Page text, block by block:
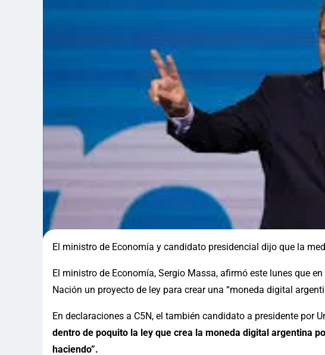
El ministro de Economía y candidato presidencial dijo que la
El ministro de Economía, Sergio Massa, afirmó este lunes que
Nación un proyecto de ley para crear una “moneda digital
En declaraciones a C5N, el también candidato a presidente por
dentro de poquito la ley que crea la moneda digital argentina
haciendo”.